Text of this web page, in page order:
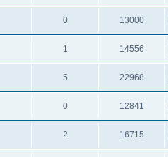
0 13000
1 14556
5 22968
0 12841
2 16715